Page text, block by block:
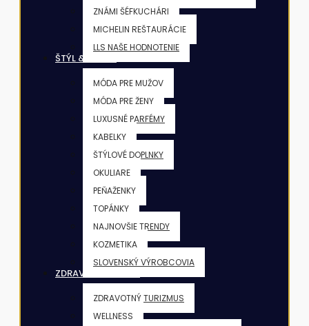
ZNÁMI ŠÉFKUCHÁRI
MICHELIN REŠTAURÁCIE
LLS NAŠE HODNOTENIE
ŠTÝL & KRÁSA
MÓDA PRE MUŽOV
MÓDA PRE ŽENY
LUXUSNÉ PARFÉMY
KABELKY
ŠTÝLOVÉ DOPLNKY
OKULIARE
PEŇAŽENKY
TOPÁNKY
NAJNOVŠIE TRENDY
KOZMETIKA
SLOVENSKÝ VÝROBCOVIA
ZDRAVIE & FITNESS
ZDRAVOTNÝ TURIZMUS
WELLNESS